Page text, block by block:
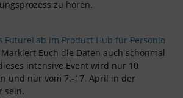
zu hören.
FutureLab im Product Hub für Personio
Markiert Euch die Daten auch schonmal
intensive Event wird nur 10
und nur vom 7.-17. April in der
sein.